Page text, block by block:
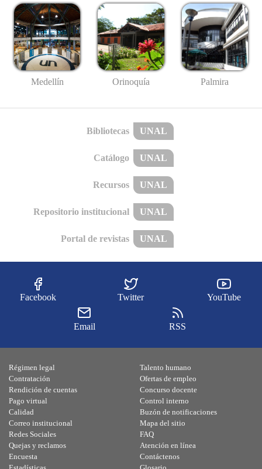
Medellín Orinoquía Palmira
Bibliotecas UNAL
Catálogo UNAL
Recursos UNAL
Repositorio institucional UNAL
Portal de revistas UNAL
Facebook Twitter YouTube
Email RSS
Régimen legal
Contratación
Rendición de cuentas
Pago virtual
Calidad
Talento humano
Ofertas de empleo
Concurso docente
Control interno
Buzón de notificaciones
Correo institucional
Redes Sociales
Quejas y reclamos
Encuesta
Mapa del sitio
FAQ
Atención en línea
Contáctenos